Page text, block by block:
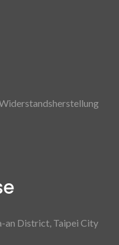
an District, Taipei City